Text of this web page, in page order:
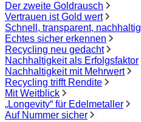
Der zweite Goldrausch
Vertrauen ist Gold wert
Schnell, transparent, nachhaltig
Echtes sicher erkennen
Recycling neu gedacht
Nachhaltigkeit als Erfolgsfaktor
Nachhaltigkeit mit Mehrwert
Recycling trifft Rendite
Mit Weitblick
„Longevity“ für Edelmetaller
Auf Nummer sicher